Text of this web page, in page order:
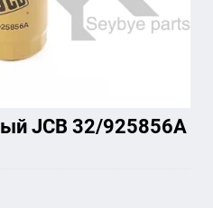
JCB 32/925856A